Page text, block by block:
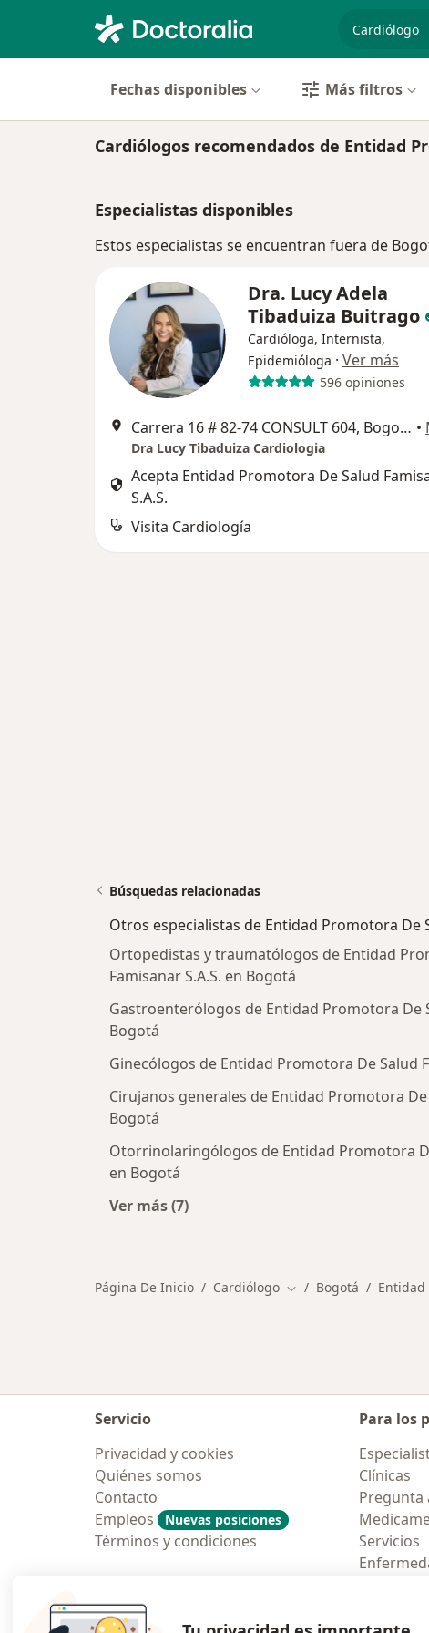
Fechas disponibles Más filtros
Cardiólogos recomendados de Entidad
Especialistas disponibles
Estos especialistas se encuentran fuera de
Dra. Lucy Adela
Tibaduiza Buitrago
Cardióloga, Internista,
Epidemióloga · Ver más
596 opiniones
Carrera 16 # 82-74 CONSULT 604, Bogotá •
Dra Lucy Tibaduiza Cardiologia
Acepta Entidad Promotora De Salud
S.A.S.
Visita Cardiología
Búsquedas relacionadas
Otros especialistas de Entidad Promotora De
Ortopedistas y traumatólogos de Entidad
Famisanar S.A.S. en Bogotá
Gastroenterólogos de Entidad Promotora De
Bogotá
Ginecólogos de Entidad Promotora De Salud
Cirujanos generales de Entidad Promotora De
Bogotá
Otorrinolaringólogos de Entidad Promotora
en Bogotá
Ver más (7)
Página De Inicio Cardiólogo Cambiar de ciudad
Bogotá Entidad
Servicio
Privacidad y cookies
Quiénes somos
Contacto
Empleos
Nuevas posiciones
Términos y condiciones
Para los
Clínicas
Pregunta
Servicios